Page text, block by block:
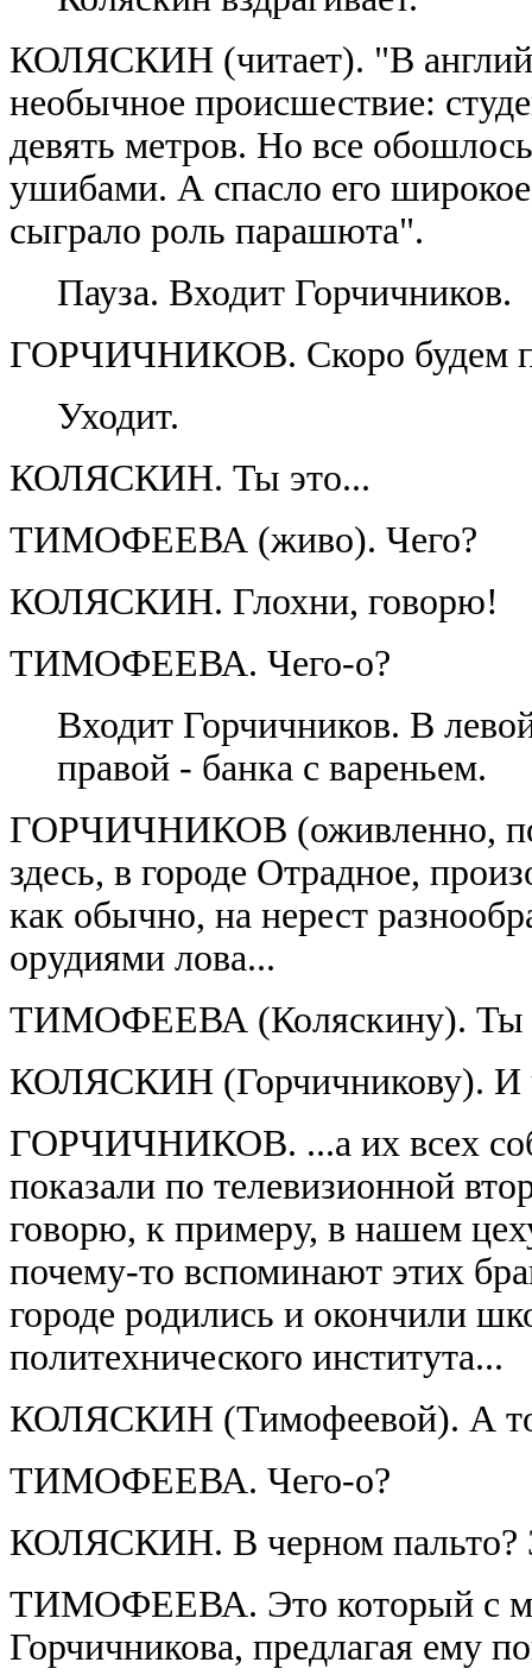
КОЛЯСКИН (читает). "В
необычное происшествие:
девять метров. Но все
ушибами. А спасло его
сыграло роль парашюта".
Пауза. Входит Горчичников.
ГОРЧИЧНИКОВ. Скоро будем
Уходит.
КОЛЯСКИН. Ты это...
ТИМОФЕЕВА (живо). Чего?
КОЛЯСКИН. Глохни, говорю!
ТИМОФЕЕВА. Чего-о?
Входит Горчичников. В
правой - банка с вареньем.
ГОРЧИЧНИКОВ (оживленно,
здесь, в городе Отрадное,
как обычно, на нерест
орудиями лова...
ТИМОФЕЕВА (Коляскину). Ты
КОЛЯСКИН (Горчичникову). И
ГОРЧИЧНИКОВ. ...а их всех
показали по телевизионной
говорю, к примеру, в нашем
почему-то вспоминают этих
городе родились и окончили
политехнического института...
КОЛЯСКИН (Тимофеевой). А
ТИМОФЕЕВА. Чего-о?
КОЛЯСКИН. В черном пальто?
ТИМОФЕЕВА. Это который с
Горчичникова, предлагая ему